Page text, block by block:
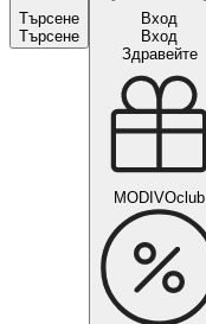
Търсене
Търсене
Вход
Вход
Здравейте
MODIVOclub